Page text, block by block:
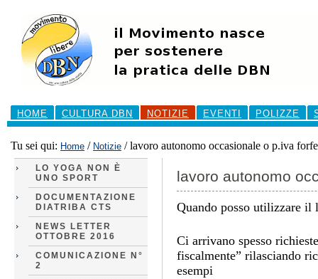
contenuti.
navigazione
Sezioni
HOME
CULTURA DBN NOTIZIE EVENTI POLIZZE
Tu sei qui: Home / Notizie /lavoro autonomo occasionale o p.iva
LO YOGA NON È
UNO SPORT
DOCUMENTAZIONE
DIATRIBA CTS
NEWS LETTER
OTTOBRE 2016
COMUNICAZIONE N°
2
lavoro autonomo
Quando posso utilizzare il
Ci arrivano spesso
fiscalmente” rilasciando
esempi